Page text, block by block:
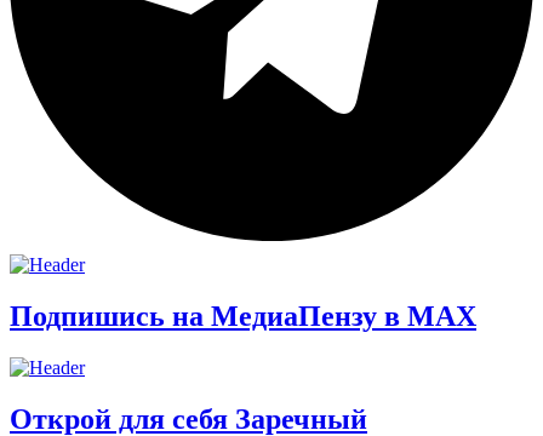
Подпишись на МедиаПензу в МАХ
Открой для себя Заречный